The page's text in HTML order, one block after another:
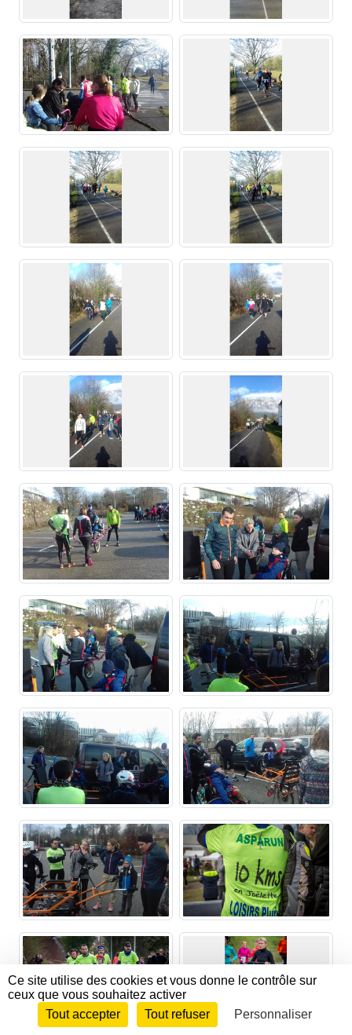
Envie de participer ? CONNEXION
Ce site utilise des cookies et vous donne le contrôle sur
ceux que vous souhaitez activer
Tout accepter
Tout refuser Personnaliser